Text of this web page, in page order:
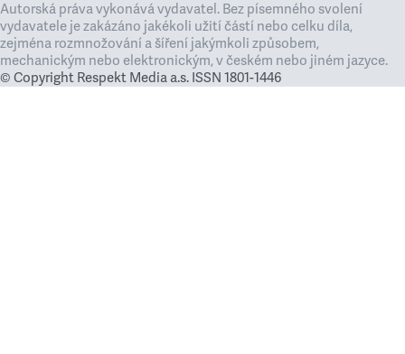
Autorská práva vykonává vydavatel. Bez písemného svolení
vydavatele je zakázáno jakékoli užití částí nebo celku díla,
zejména rozmnožování a šíření jakýmkoli způsobem,
mechanickým nebo elektronickým, v českém nebo jiném jazyce.
© Copyright Respekt Media a.s. ISSN 1801-1446